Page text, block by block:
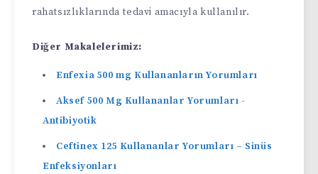
rahatsızlıklarında tedavi amacıyla kullanılır.
Diğer Makalelerimiz:
Enfexia 500 mg Kullananların Yorumları
Aksef 500 Mg Kullananlar Yorumları -
Antibiyotik
Ceftinex 125 Kullananlar Yorumları – Sinüs
Enfeksiyonları